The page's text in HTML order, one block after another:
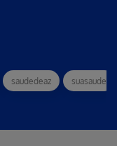
saudedeaz suasaude